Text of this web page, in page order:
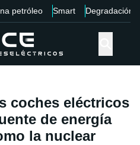
petróleo Smart Degradación
coches eléctricos
de energía
la nuclear